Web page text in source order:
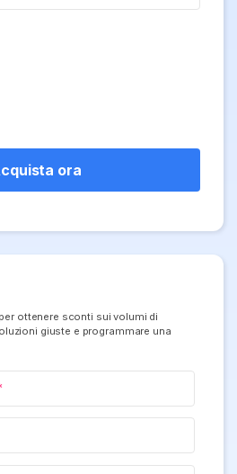
ora
ottenere sconti sui volumi di
giuste e programmare una